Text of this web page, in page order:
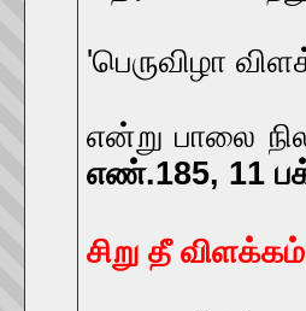
'பெருவிழா
என்று பாலை
எண்.185, 11
சிறு தீ